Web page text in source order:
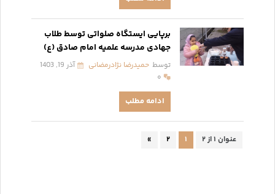
برپایی ایستگاه صلواتی توسط طلاب
جهادی مدرسه علمیه امام صادق (ع)
توسط حمیدرضا نژادرمضانی
آذر 19, 1403
۰
ادامه مطلب
عنوان ۱ از ۲ ۱ ۲ »